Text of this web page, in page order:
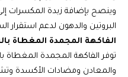
وينصح بإضافة زبدة المكسرات
البروتين والدهون لدعم استقرار
الفاكهة المجمدة المغطاة
توفر الفاكهة المجمدة المغطاة
والمعادن ومضادات الأكسدة